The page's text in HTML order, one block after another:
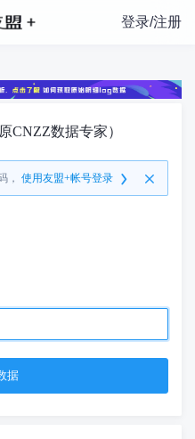
登录/注册
CNZZ数据专家）
， 使用友盟+帐号登录